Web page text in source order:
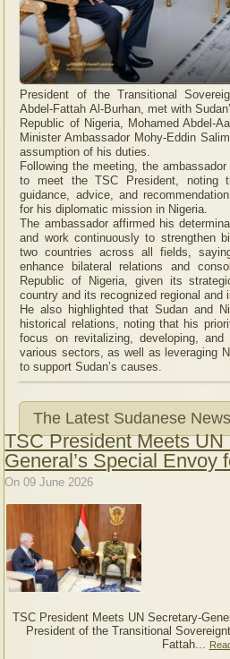
President of the Transitional
Abdel-Fattah Al-Burhan, met with
Republic of Nigeria, Mohamed Abdel-
Minister Ambassador Mohy-Eddin
assumption of his duties.
Following the meeting, the
to meet the TSC President, noting
guidance, advice, and
for his diplomatic mission in Nigeria.
The ambassador affirmed his
and work continuously to strengthen
two countries across all fields,
enhance bilateral relations and
Republic of Nigeria, given its
country and its recognized regional and
He also highlighted that Sudan and
historical relations, noting that his
focus on revitalizing, developing,
various sectors, as well as leveraging
to support Sudan’s causes.
The Latest Sudanese
TSC President Meets UN
General’s Special Envoy
On 09 June 2026
TSC President Meets UN Secretary-
President of the Transitional
Fattah...